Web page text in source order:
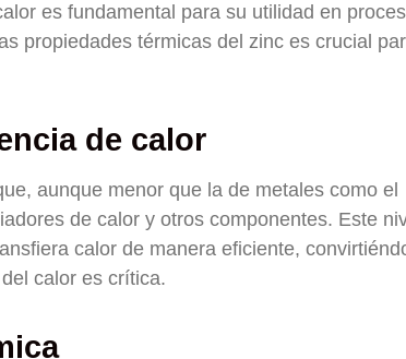
es fundamental para su utilidad en
propiedades térmicas del zinc es crucial
de calor
aunque menor que la de metales como el
de calor y otros componentes. Este
calor de manera eficiente,
calor es crítica.